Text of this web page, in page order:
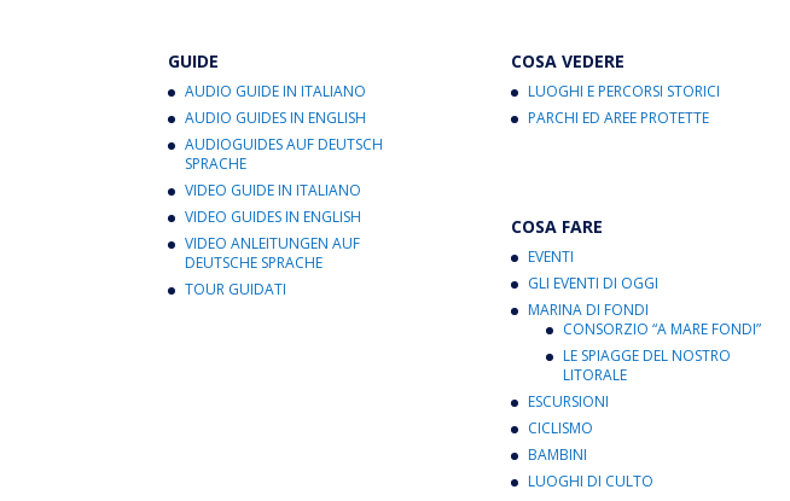
GUIDE
AUDIO GUIDE IN ITALIANO
AUDIO GUIDES IN ENGLISH
AUDIOGUIDES AUF DEUTSCH
SPRACHE
VIDEO GUIDE IN ITALIANO
VIDEO GUIDES IN ENGLISH
VIDEO ANLEITUNGEN AUF
DEUTSCHE SPRACHE
TOUR GUIDATI
COSA VEDERE
LUOGHI E PERCORSI STORICI
PARCHI ED AREE PROTETTE
COSA FARE
EVENTI
GLI EVENTI DI OGGI
MARINA DI FONDI
CONSORZIO “A MARE FONDI”
LE SPIAGGE DEL NOSTRO
LITORALE
ESCURSIONI
CICLISMO
BAMBINI
LUOGHI DI CULTO